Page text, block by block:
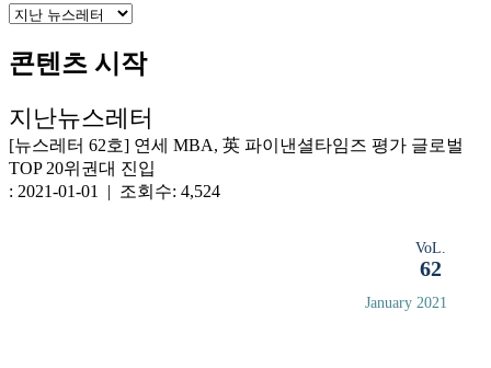
콘텐츠 시작
지난뉴스레터
[뉴스레터 62호] 연세 MBA, 英 파이낸셜타임즈 평가 글로벌
TOP 20위권대 진입
: 2021-01-01 | 조회수: 4,524
VoL.
62
January 2021